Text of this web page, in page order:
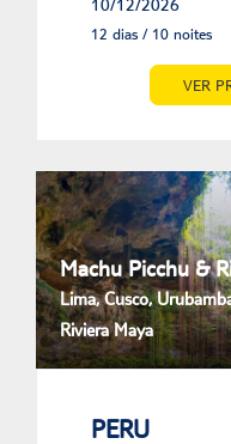
10/12/2026
12 dias / 10 noites
VER
Machu Picchu &
Lima, Cusco,
Riviera Maya
PERU